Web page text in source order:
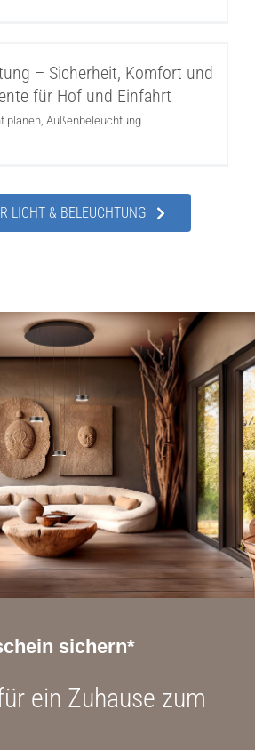
und Einfahrt
Außenbeleuchtung
– Sicherheit, Komfort und
für Hof und Einfahrt
planen, Außenbeleuchtung
LICHT & BELEUCHTUNG
sichern*
ein Zuhause zum